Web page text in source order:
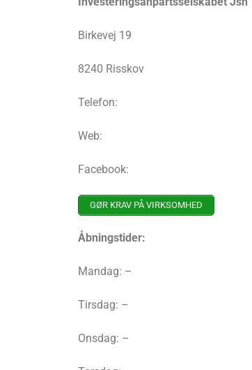
Birkevej 19
8240 Risskov
Telefon:
Web:
Facebook:
GØR KRAV PÅ VIRKSOMHED
Åbningstider:
Mandag: –
Tirsdag: –
Onsdag: –